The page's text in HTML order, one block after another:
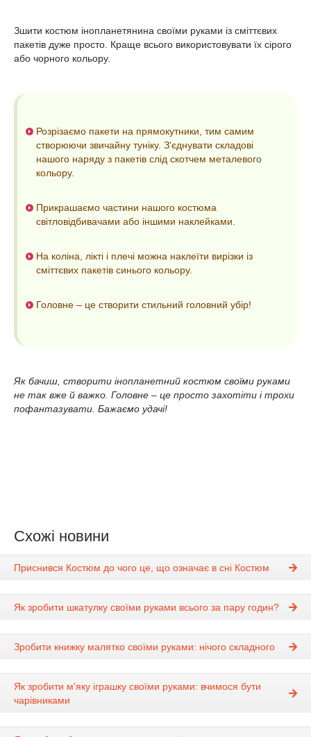
Зшити костюм інопланетянина своїми руками із сміттєвих
пакетів дуже просто. Краще всього використовувати їх сірого
або чорного кольору.
Розрізаємо пакети на прямокутники, тим самим
створюючи звичайну туніку. З'єднувати складові
нашого наряду з пакетів слід скотчем металевого
кольору.
Прикрашаємо частини нашого костюма
світловідбивачами або іншими наклейками.
На коліна, лікті і плечі можна наклеїти вирізки із
сміттєвих пакетів синього кольору.
Головне – це створити стильний головний убір!
Як бачиш, створити інопланетний костюм своїми руками
не так вже й важко. Головне – це просто захотіти і трохи
пофантазувати. Бажаємо удачі!
Схожі новини
Приснився Костюм до чого це, що означає в сні Костюм
Як зробити шкатулку своїми руками всього за пару годин?
Зробити книжку малятко своїми руками: нічого складного
Як зробити м'яку іграшку своїми руками: вчимося бути
чарівниками